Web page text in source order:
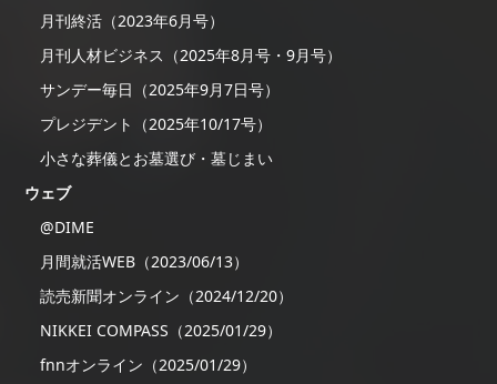
月刊終活（2023年6月号）
月刊人材ビジネス（2025年8月号・9月号）
サンデー毎日（2025年9月7日号）
プレジデント（2025年10/17号）
小さな葬儀とお墓選び・墓じまい
ウェブ
@DIME
月間就活WEB（2023/06/13）
読売新聞オンライン（2024/12/20）
NIKKEI COMPASS（2025/01/29）
fnnオンライン（2025/01/29）